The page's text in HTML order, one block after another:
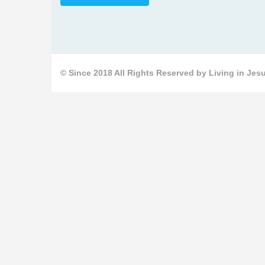
© Since 2018 All Rights Reserved by Living in